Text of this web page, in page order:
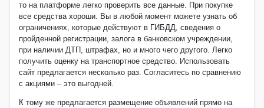
то на платформе легко проверить все данные. При покупке
все средства хороши. Вы в любой момент можете узнать об
ограничениях, которые действуют в ГИБДД, сведения о
пройденной регистрации, залога в банковском учреждении,
при наличии ДТП, штрафах, но и много чего другого. Легко
получить оценку на транспортное средство. Использовать
сайт предлагается несколько раз. Согласитесь по сравнению
с акциями – это выгодней.
К тому же предлагается размещение объявлений прямо на